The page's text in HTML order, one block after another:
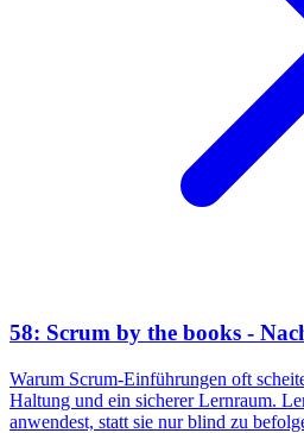
58: Scrum by the books -
Warum Scrum-Einführungen oft
Haltung und ein sicherer Lernraum.
anwendest, statt sie nur blind zu